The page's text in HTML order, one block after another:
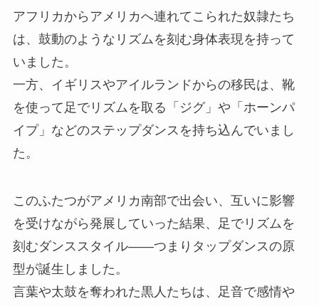
アフリカからアメリカへ連れてこられた奴隷たち
は、鼓動のようなリズムを刻む身体表現を持って
いました。
一方、イギリスやアイルランドからの移民は、靴
を使って足でリズムを取る「ジグ」や「ホーンパ
イプ」などのステップダンスを持ち込んでいまし
た。
このふたつがアメリカ南部で出会い、互いに影響
を受けながら発展していった結果、足でリズムを
刻むダンススタイル――つまりタップダンスの原
型が誕生しました。
言葉や太鼓を奪われた黒人たちは、足音で感情や